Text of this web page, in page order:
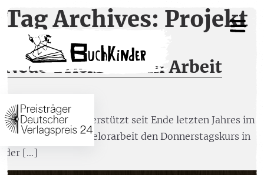
Tag Archives: Projekt
Neue Trickfilme in Arbeit
10. Januar 2014
Helene Tornau unterstützt seit Ende letzten Jahres im
Rahmen ihrer Bachelorarbeit den Donnerstagskurs in
der […]